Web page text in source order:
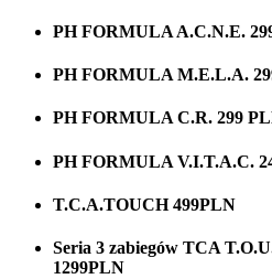
PH FORMULA A.C.N.E.
PH FORMULA M.E.L.A.
PH FORMULA C.R. 299
PH FORMULA V.I.T.A.C.
T.C.A.TOUCH 499PLN
Seria 3 zabiegów TCA
1299PLN